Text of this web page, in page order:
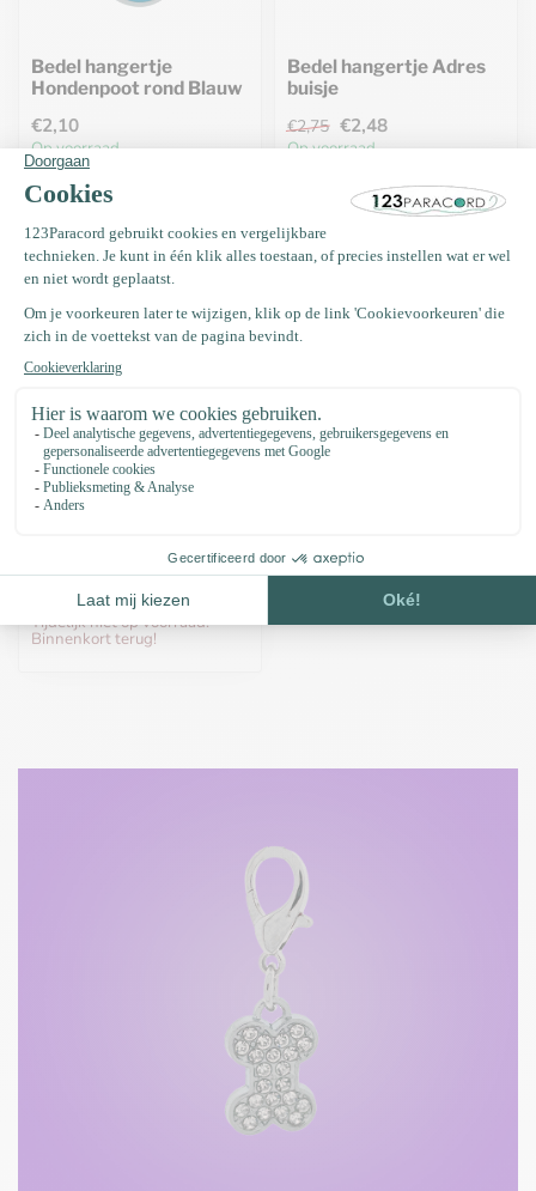
Bedel hangertje
Hondenpoot rond Blauw
€2,10
Op voorraad
Bedel hangertje Adres
buisje
€2,75 €2,48
Op voorraad
€1,75
Tijdelijk niet op voorraad.
Binnenkort terug!